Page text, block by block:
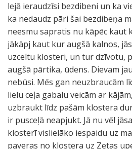
lejā ieraudzīsi bezdibeni un ka
ka nedaudz pāri šai bezdibeņa
neesmu sapratis nu kāpēc kaut
jākāpj kaut kur augšā kalnos,
uzceltu klosteri, un tur dzīvotu,
augšā pārtika, ūdens. Dievam
nebūsi. Mēs gan neuzbraucām
lielu ceļa gabalu veicām ar
uzbraukt līdz pašām klostera
ir pusceļā neapjukt. Jā nu vēl
klosterī vislielāko iespaidu uz
paveras no klostera uz Zetas